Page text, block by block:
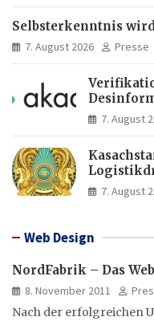
Selbsterkenntnis
7. August 2026 Presse
7. August
und Asien
7. August
Web Design
NordFabrik – Das
8. November 2011
Nach der erfolgreichen